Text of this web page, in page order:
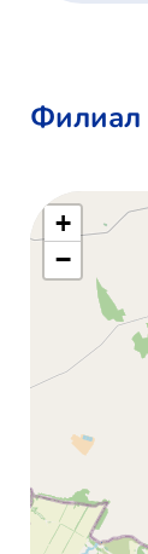
Филиал
+
−